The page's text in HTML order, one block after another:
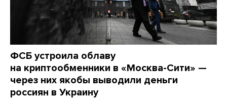
ФСБ устроила облаву
на криптообменники в «Москва-Сити» —
через них якобы выводили деньги
россиян в Украину